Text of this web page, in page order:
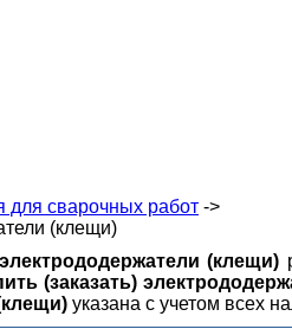
для сварочных работ ->
(клещи)
электрододержатели (клещи)
(заказать)
указана с учетом всех